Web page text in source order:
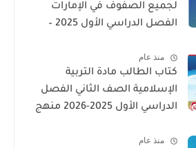
لجميع الصفوف في الإمارات
الفصل الدراسي الأول 2025 –
منذ عام
كتاب الطالب مادة التربية
الإسلامية الصف الثاني الفصل
الدراسي الأول 2025-2026 منهج
منذ عام